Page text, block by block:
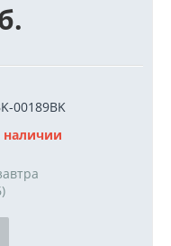
00189BK
наличии